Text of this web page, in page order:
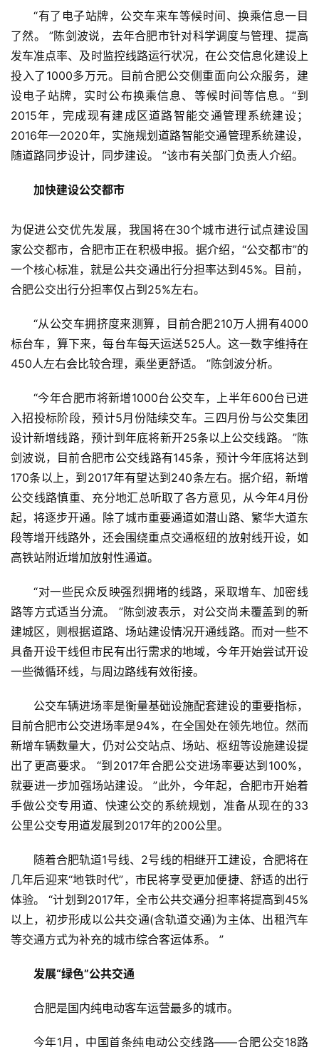
“有了电子站牌，公交车来车等候时间、换乘信息一目
了然。 ”陈剑波说，去年合肥市针对科学调度与管理、提高
发车准点率、及时监控线路运行状况，在公交信息化建设上
投入了1000多万元。目前合肥公交侧重面向公众服务，建
设电子站牌，实时公布换乘信息、等候时间等信息。“到
2015年，完成现有建成区道路智能交通管理系统建设；
2016年—2020年，实施规划道路智能交通管理系统建设，
随道路同步设计，同步建设。 ”该市有关部门负责人介绍。
加快建设公交都市
为促进公交优先发展，我国将在30个城市进行试点建设国
家公交都市，合肥市正在积极申报。据介绍，“公交都市”的
一个核心标准，就是公共交通出行分担率达到45%。目前，
合肥公交出行分担率仅占到25%左右。
“从公交车拥挤度来测算，目前合肥210万人拥有4000
标台车，算下来，每台车每天运送525人。这一数字维持在
450人左右会比较合理，乘坐更舒适。 ”陈剑波分析。
“今年合肥市将新增1000台公交车，上半年600台已进
入招投标阶段，预计5月份陆续交车。三四月份与公交集团
设计新增线路，预计到年底将新开25条以上公交线路。 ”陈
剑波说，目前合肥市公交线路有145条，预计今年底将达到
170条以上，到2017年有望达到240条左右。据介绍，新增
公交线路慎重、充分地汇总听取了各方意见，从今年4月份
起，将逐步开通。除了城市重要通道如潜山路、繁华大道东
段等增开线路外，还会围绕重点交通枢纽的放射线开设，如
高铁站附近增加放射性通道。
“对一些民众反映强烈拥堵的线路，采取增车、加密线
路等方式适当分流。 ”陈剑波表示，对公交尚未覆盖到的新
建城区，则根据道路、场站建设情况开通线路。而对一些不
具备开设干线但市民有出行需求的地域，今年开始尝试开设
一些微循环线，与周边路线有效衔接。
公交车辆进场率是衡量基础设施配套建设的重要指标，
目前合肥市公交进场率是94%，在全国处在领先地位。然而
新增车辆数量大，仍对公交站点、场站、枢纽等设施建设提
出了更高要求。 “到2017年合肥公交进场率要达到100%，
就要进一步加强场站建设。 ”此外，今年起，合肥市开始着
手做公交专用道、快速公交的系统规划，准备从现在的33
公里公交专用道发展到2017年的200公里。
随着合肥轨道1号线、2号线的相继开工建设，合肥将在
几年后迎来“地铁时代”，市民将享受更加便捷、舒适的出行
体验。 “计划到2017年，全市公共交通分担率将提高到45%
以上，初步形成以公共交通(含轨道交通)为主体、出租汽车
等交通方式为补充的城市综合客运体系。 ”
发展“绿色”公共交通
合肥是国内纯电动客车运营最多的城市。
今年1月，中国首条纯电动公交线路——合肥公交18路